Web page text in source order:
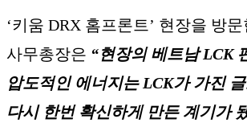
‘키움 DRX 홈프론트’ 현장을 방
사무총장은 “현장의 베트남 LCK
압도적인 에너지는 LCK가 가진
다시 한번 확신하게 만든 계기가